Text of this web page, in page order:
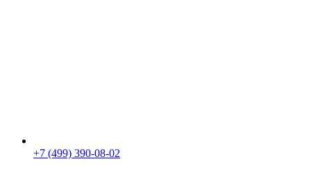
+7 (499) 390-08-02